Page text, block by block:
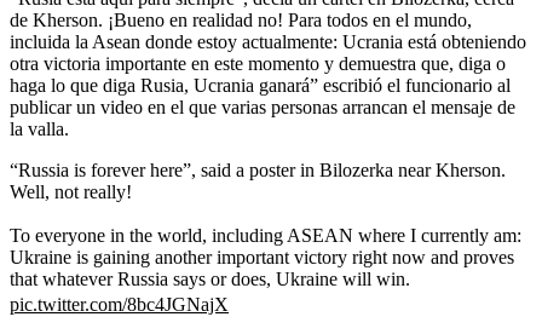
de Kherson. ¡Bueno en realidad no! Para todos en el mundo,
incluida la Asean donde estoy actualmente: Ucrania está obteniendo
otra victoria importante en este momento y demuestra que, diga o
haga lo que diga Rusia, Ucrania ganará” escribió el funcionario al
publicar un video en el que varias personas arrancan el mensaje de
la valla.
“Russia is forever here”, said a poster in Bilozerka near Kherson.
Well, not really!
To everyone in the world, including ASEAN where I currently am:
Ukraine is gaining another important victory right now and proves
that whatever Russia says or does, Ukraine will win.
pic.twitter.com/8bc4JGNajX